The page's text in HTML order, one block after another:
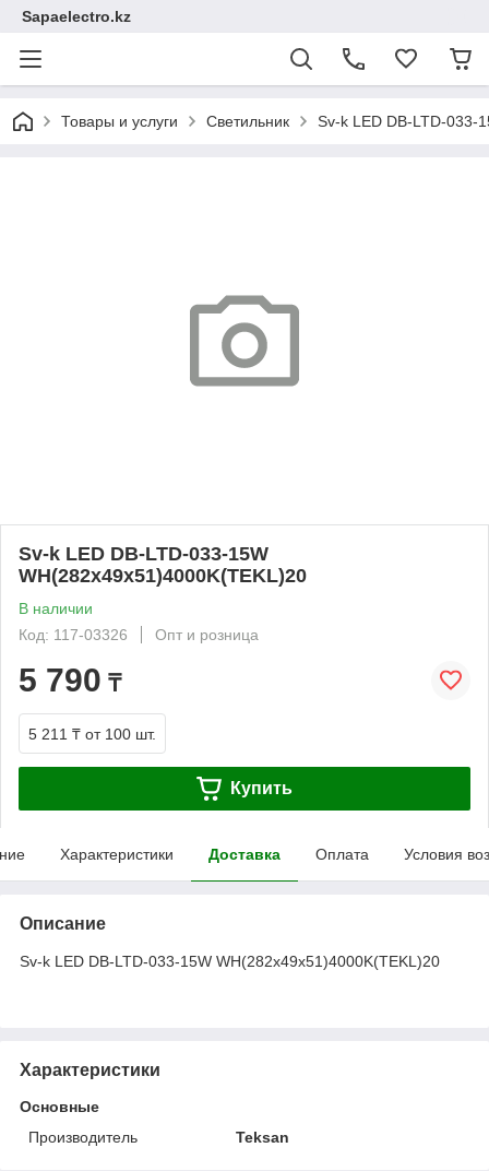
Sapaelectro.kz
Товары и услуги Светильник Sv-k LED DB-LTD-033-
Sv-k LED DB-LTD-033-15W
WH(282x49x51)4000K(TEKL)20
В наличии
Код: 117-03326
Опт и розница
5 790 ₸
5 211 ₸ от 100 шт.
Купить
Характеристики Доставка Оплата Условия
Описание
Sv-k LED DB-LTD-033-15W WH(282x49x51)4000K(TEKL)20
Характеристики
Основные
Производитель
Teksan